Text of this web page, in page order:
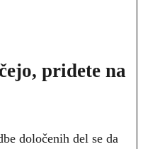
pridete na
določenih del se da